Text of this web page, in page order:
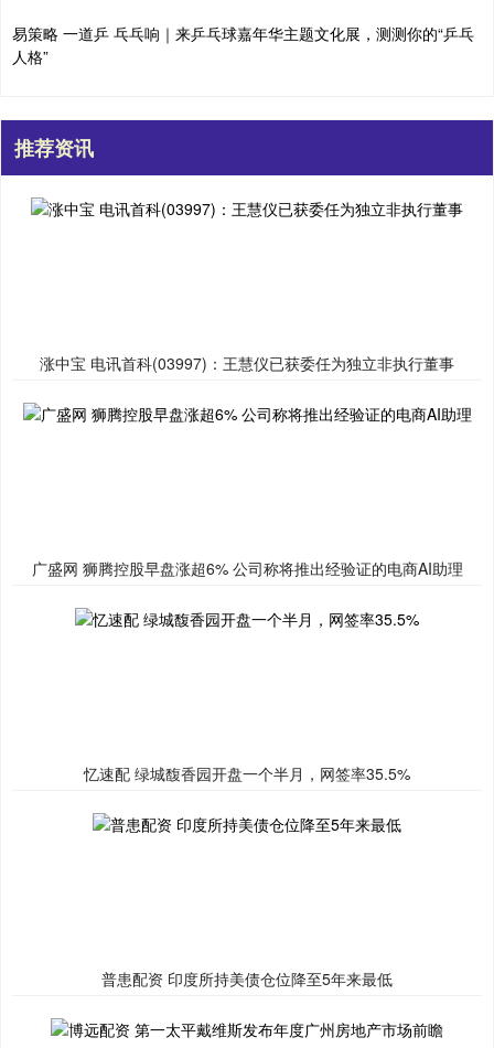
易策略 一道乒 乓乓响｜来乒乓球嘉年华主题文化展，测测你的“乒乓
人格”
推荐资讯
涨中宝 电讯首科(03997)：王慧仪已获委任为独立非执行董事
广盛网 狮腾控股早盘涨超6% 公司称将推出经验证的电商AI助理
忆速配 绿城馥香园开盘一个半月，网签率35.5%
普患配资 印度所持美债仓位降至5年来最低